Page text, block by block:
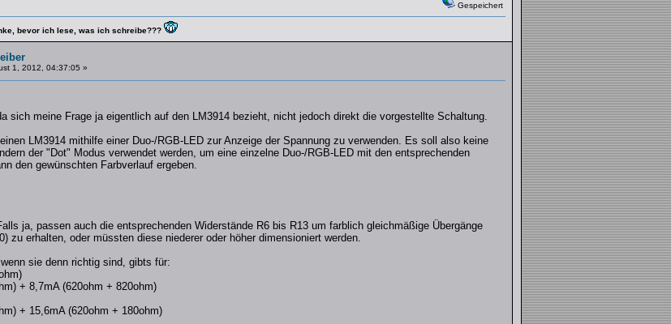
Gespeichert
bevor ich lese, was ich schreibe???
1, 2012, 04:37:05 »
sich meine Frage ja eigentlich auf den LM3914 bezieht, nicht jedoch direkt die vorgestellte Schaltung.
LM3914 mithilfe einer Duo-/RGB-LED zur Anzeige der Spannung zu verwenden. Es soll also keine
der "Dot" Modus verwendet werden, um eine einzelne Duo-/RGB-LED mit den entsprechenden
den gewünschten Farbverlauf ergeben.
ja, passen auch die entsprechenden Widerstände R6 bis R13 um farblich gleichmäßige Übergänge
zu erhalten, oder müssten diese niederer oder höher dimensioniert werden.
sie denn richtig sind, gibts für:
+ 8,7mA (620ohm + 820ohm)
+ 15,6mA (620ohm + 180ohm)